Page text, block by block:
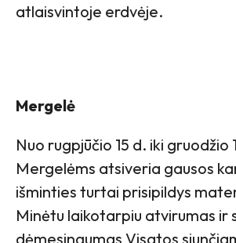
atlaisvintoje erdvėje.
Mergelė
Nuo rugpjūčio 15 d. iki gruodžio
Mergelėms atsiveria gausos
išminties turtai prisipildys
Minėtu laikotarpiu atvirumas ir
dėmesingumas Visatos